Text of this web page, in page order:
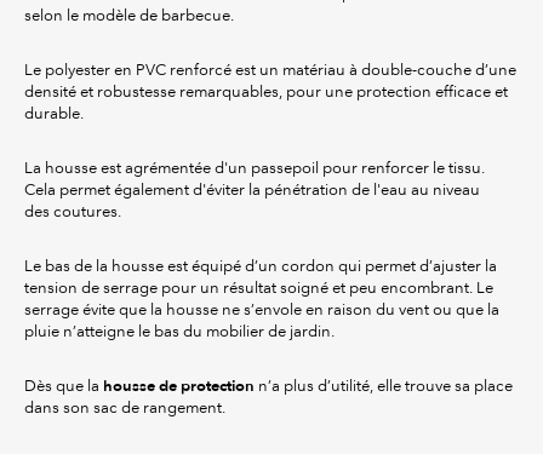
selon le modèle de barbecue.
Le polyester en PVC renforcé est un matériau à double-couche d’une
densité et robustesse remarquables, pour une protection efficace et
durable.
La housse est agrémentée d'un passepoil pour renforcer le tissu.
Cela permet également d'éviter la pénétration de l'eau au niveau
des coutures.
Le bas de la housse est équipé d’un cordon qui permet d’ajuster la
tension de serrage pour un résultat soigné et peu encombrant. Le
serrage évite que la housse ne s’envole en raison du vent ou que la
pluie n’atteigne le bas du mobilier de jardin.
Dès que la housse de protection n’a plus d’utilité, elle trouve sa place
dans son sac de rangement.